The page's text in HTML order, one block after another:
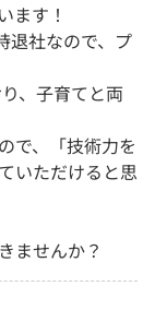
ます！
退社なので、プ
、子育てと両
で、「技術力を
いただけると思
ませんか？